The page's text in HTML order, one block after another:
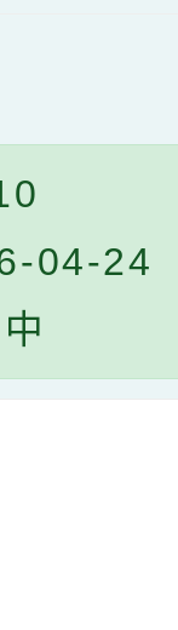
04-24